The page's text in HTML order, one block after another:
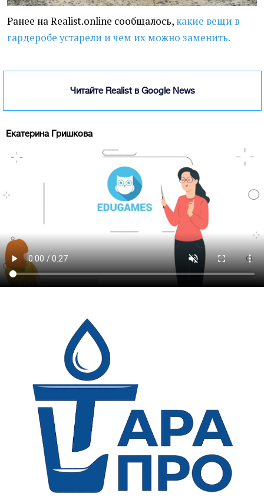
Ранее на Realist.online сообщалось, какие вещи в
гардеробе устарели и чем их можно заменить.
Читайте Realist в Google News
Екатерина Гришкова